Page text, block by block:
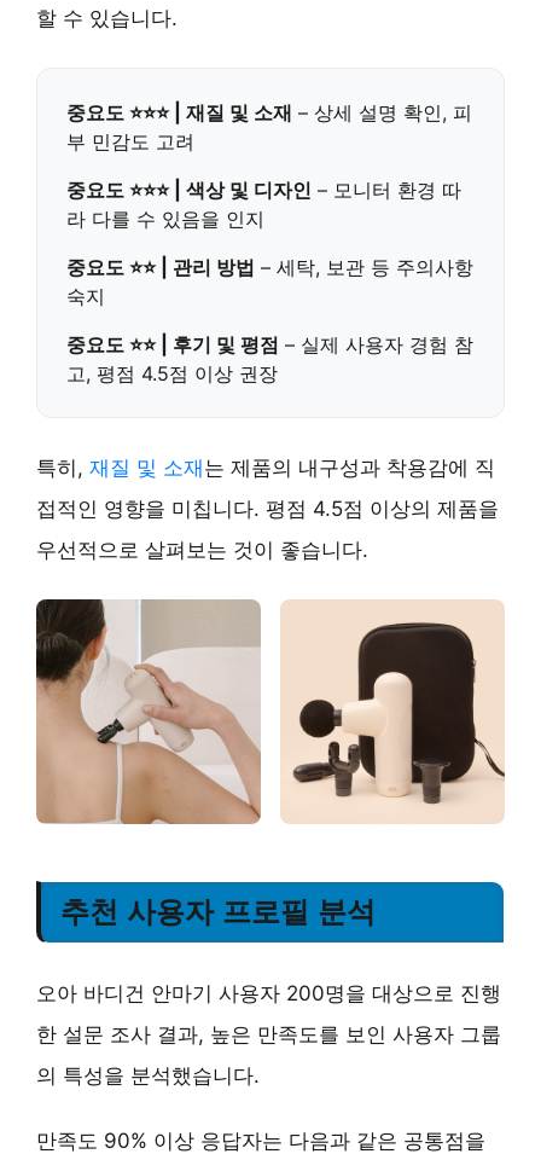
할 수 있습니다.
중요도 ⭐⭐⭐ | 재질 및 소재 – 상세 설명 확인, 피
부 민감도 고려
중요도 ⭐⭐⭐ | 색상 및 디자인 – 모니터 환경 따
라 다를 수 있음을 인지
중요도 ⭐⭐ | 관리 방법 – 세탁, 보관 등 주의사항
숙지
중요도 ⭐⭐ | 후기 및 평점 – 실제 사용자 경험 참
고, 평점 4.5점 이상 권장
특히, 재질 및 소재는 제품의 내구성과 착용감에 직
접적인 영향을 미칩니다. 평점 4.5점 이상의 제품을
우선적으로 살펴보는 것이 좋습니다.
추천 사용자 프로필 분석
오아 바디건 안마기 사용자 200명을 대상으로 진행
한 설문 조사 결과, 높은 만족도를 보인 사용자 그룹
의 특성을 분석했습니다.
만족도 90% 이상 응답자는 다음과 같은 공통점을